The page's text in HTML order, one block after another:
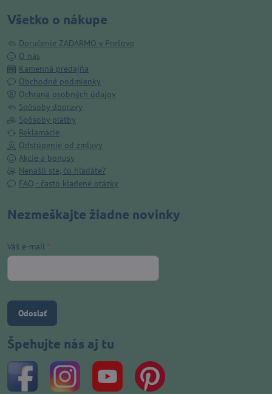
Všetko o nákupe
Doručenie ZADARMO v Prešove
O nás
Kamenná predajňa
Obchodné podmienky
Ochrana osobných údajov
Spôsoby dopravy
Spôsoby platby
Reklamácie
Odstúpenie od zmluvy
Akcie a bonusy
Nenašli ste, čo hľadáte?
FAQ - často kladené otázky
Nezmeškajte žiadne novinky
Váš e-mail *
Odoslať
Špehujte nás aj tu